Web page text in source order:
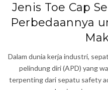
Jenis Toe Cap
Perbedaannya
Dalam dunia kerja industri,
pelindung diri (APD) yang
terpenting dari sepatu safety